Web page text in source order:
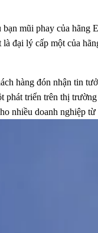
mũi phay của
đại lý cấp một của
hàng đón nhận tin
triển trên thị
nhiều doanh nghiệp